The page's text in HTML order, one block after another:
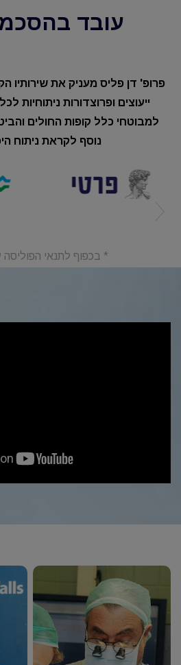
עובד
פרופ' דן פליס מעניק את שירותיו
ייעוצים ופרוצדורות ניתוחיות
למבוטחי כלל קופות החולים
נוסף לקראת ניתוח